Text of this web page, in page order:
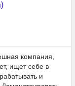
компания,
ищет себе в
и